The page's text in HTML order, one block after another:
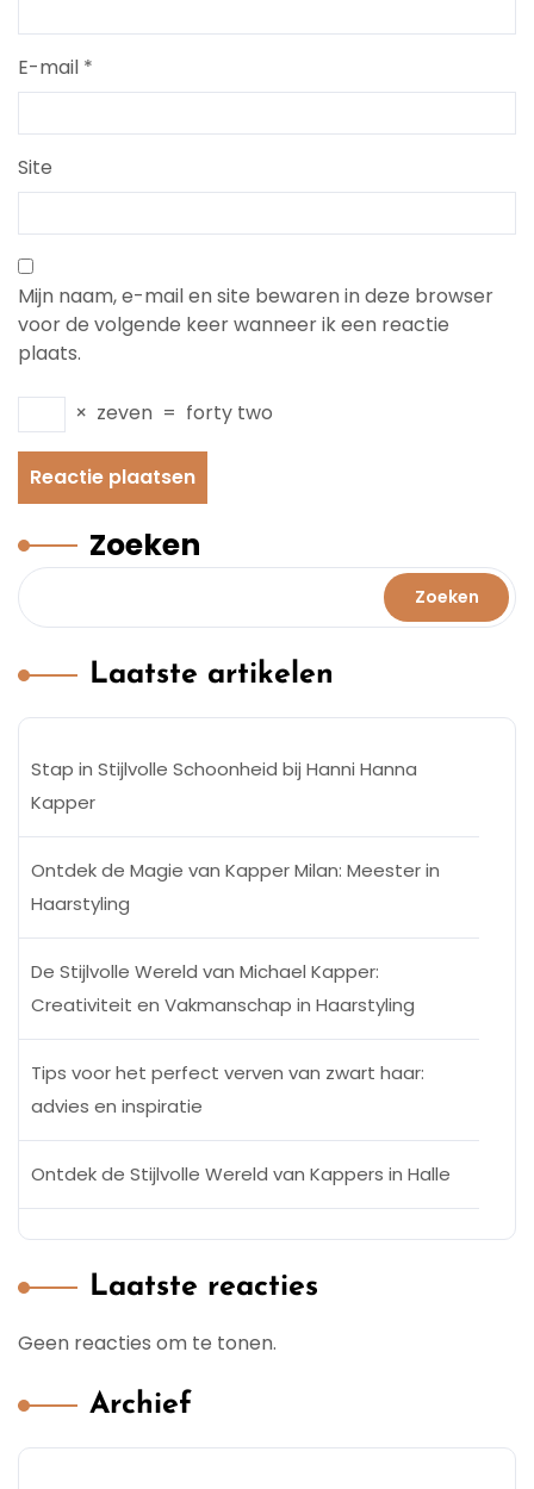
E-mail *
Site
Mijn naam, e-mail en site bewaren in deze browser
voor de volgende keer wanneer ik een reactie
plaats.
× zeven = forty two
Zoeken
Zoeken
Laatste artikelen
Stap in Stijlvolle Schoonheid bij Hanni Hanna
Kapper
Ontdek de Magie van Kapper Milan: Meester in
Haarstyling
De Stijlvolle Wereld van Michael Kapper:
Creativiteit en Vakmanschap in Haarstyling
Tips voor het perfect verven van zwart haar:
advies en inspiratie
Ontdek de Stijlvolle Wereld van Kappers in Halle
Laatste reacties
Geen reacties om te tonen.
Archief